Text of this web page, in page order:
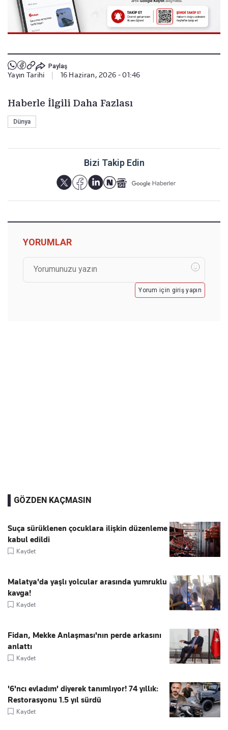
Paylaş
Yayın Tarihi 16 Haziran, 2026 - 01:46
Haberle İlgili Daha Fazlası
Dünya
Bizi Takip Edin
YORUMLAR
Yorum için giriş yapın
GÖZDEN KAÇMASIN
Suça sürüklenen çocuklara ilişkin düzenleme
kabul edildi
Kaydet
Malatya'da yaşlı yolcular arasında yumruklu
kavga!
Kaydet
Fidan, Mekke Anlaşması'nın perde arkasını
anlattı
Kaydet
'6'ncı evladım' diyerek tanımlıyor! 74 yıllık:
Restorasyonu 1.5 yıl sürdü
Kaydet